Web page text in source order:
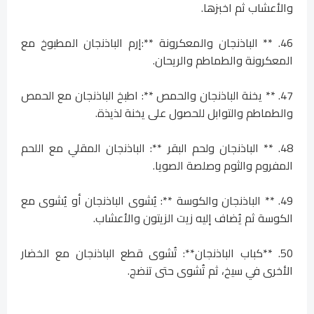
والأعشاب ثم اخبزها.
46. ​​** الباذنجان والمعكرونة **:إرم الباذنجان المطبوخ مع
المعكرونة والطماطم والريحان.
47. ** يخنة الباذنجان والحمص **: اطبخ الباذنجان مع الحمص
والطماطم والتوابل للحصول على يخنة لذيذة.
48. ** الباذنجان ولحم البقر **: الباذنجان المقلي مع اللحم
المفروم والثوم وصلصة الصويا.
49. ** الباذنجان والكوسة **: يُشوى الباذنجان أو يُشوى مع
الكوسة ثم يُضاف إليه زيت الزيتون والأعشاب.
50. **كباب الباذنجان**: تُشوى قطع الباذنجان مع الخضار
الأخرى في سيخ، ثم تُشوى حتى تنضج.